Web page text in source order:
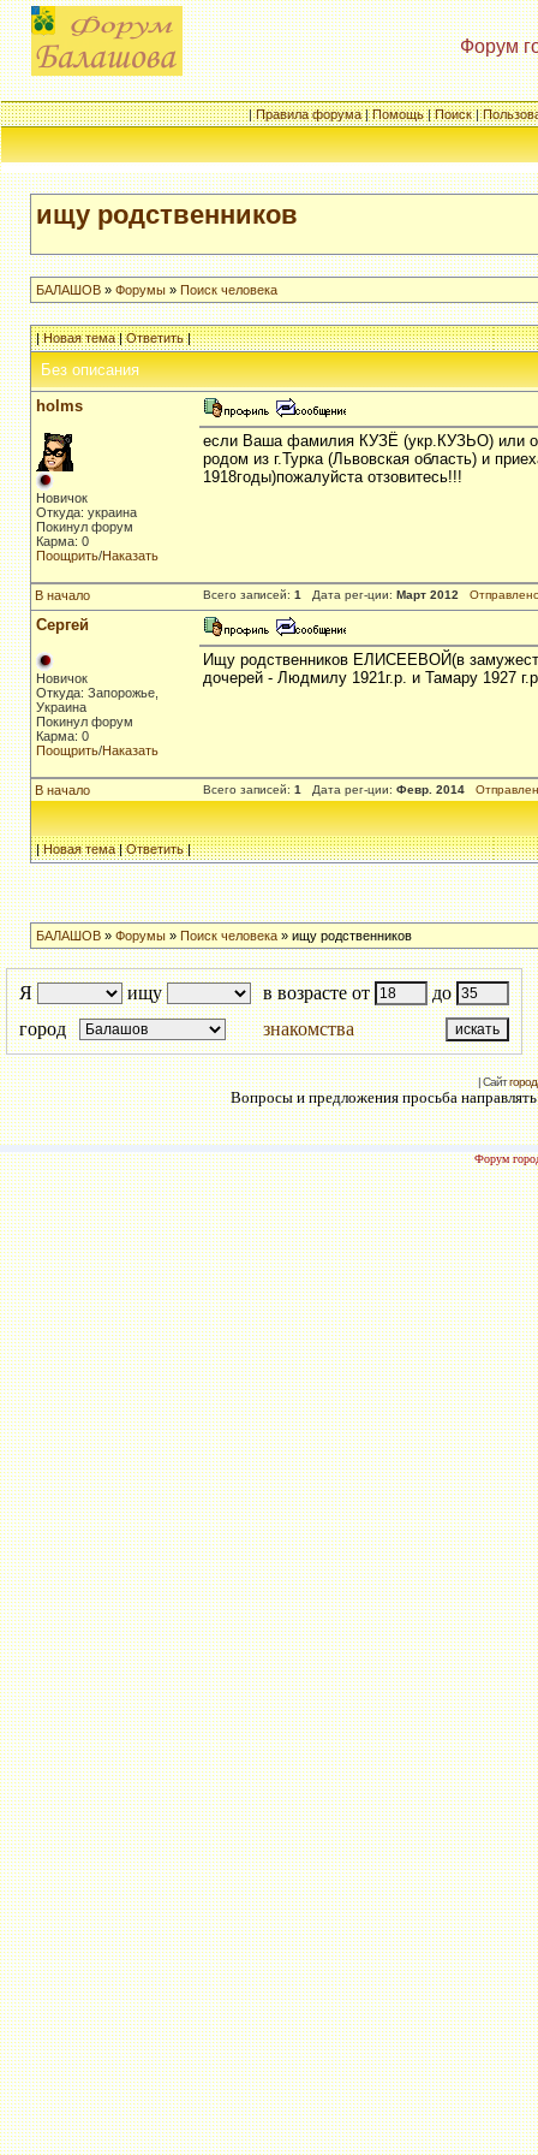
Форум
|Правила форума|Помощь|Поиск|
ищу родственников
БАЛАШОВ» Форумы» Поиск человека
|Новая тема|Ответить|
Без описания
holms
Новичок
Откуда: украина
Покинул форум
Карма: 0
Поощрить/Наказать
если Ваша фамилия КУЗЁ (укр.КУЗЬО) или
родом из г.Турка (Львовская область) и
1918годы)пожалуйста отзовитесь!!!
В начало Всего записей: 1 Дата рег-ции: Март 2012
Сергей
Новичок
Откуда: Запорожье,
Украина
Покинул форум
Карма: 0
Поощрить/Наказать
Ищу родственников ЕЛИСЕЕВОЙ(в
дочерей - Людмилу 1921г.р. и Тамару 1927
В начало Всего записей: 1 Дата рег-ции: Февр. 2014
|Новая тема|Ответить|
БАЛАШОВ» Форумы» Поиск человека» ищу родственников
Я ищу в возрасте от
до
город
знакомства
| Сайт
Вопросы и предложения просьба
Форум